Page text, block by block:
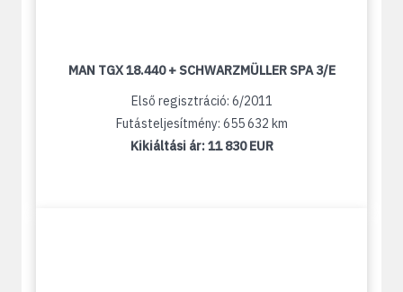
MAN TGX 18.440 + SCHWARZMÜLLER SPA 3/E
Első regisztráció: 6/2011
Futásteljesítmény: 655 632 km
Kikiáltási ár:11 830 EUR